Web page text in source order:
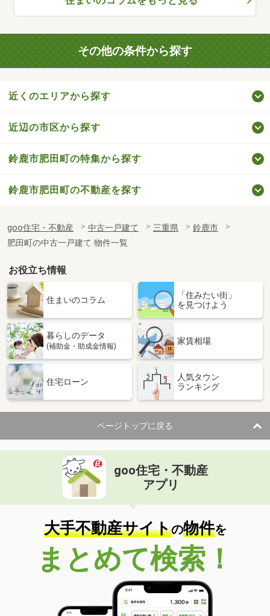
その他の条件から探す
近くのエリアから探す
近辺の市区から探す
鈴鹿市肥田町の特集から探す
鈴鹿市肥田町の不動産を探す
goo住宅・不動産 中古一戸建て 三重県
鈴鹿市
肥田町の中古一戸建て 物件一覧
お役立ち情報
住まいのコラム
「住みたい街」
を見つけよう
暮らしのデータ
(補助金・助成金情報)
家賃相場
住宅ローン
人気タウン
ランキング
ページトップに戻る
goo住宅・不動産
アプリ
大手不動産サイトの物件を
まとめて検索！